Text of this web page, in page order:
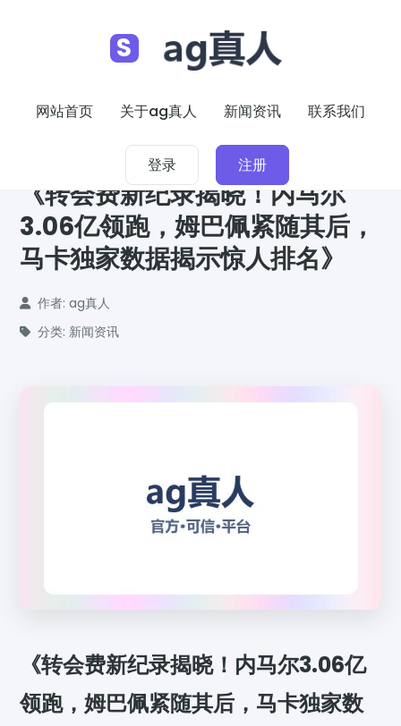
S
网站首页 关于ag真人 新闻资讯 联系我们
登录 注册
《转会费新纪录揭晓！内马尔
3.06亿领跑，姆巴佩紧随其后，
马卡独家数据揭示惊人排名》
作者: ag真人
分类: 新闻资讯
《转会费新纪录揭晓！内马尔3.06亿
领跑，姆巴佩紧随其后，马卡独家数